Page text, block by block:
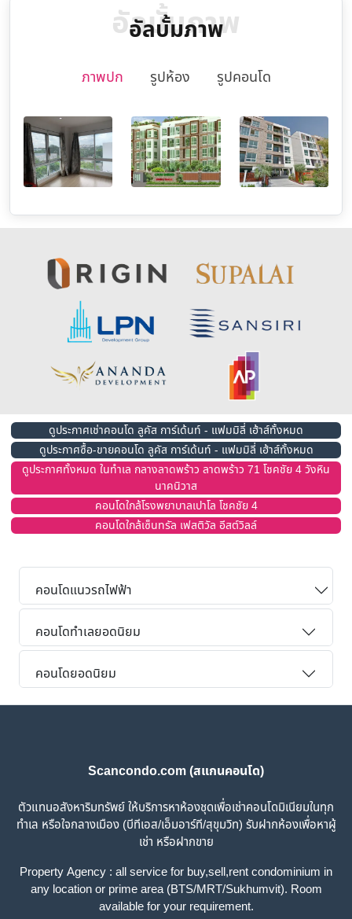
อัลบั้มภาพ
อัลบั้มภาพ
ภาพปก รูปห้อง รูปคอนโด
ดูประกาศเช่าคอนโด ลูคัส การ์เด้นท์ - แฟมมิลี่ เฮ้าส์ทั้งหมด
ดูประกาศซื้อ-ขายคอนโด ลูคัส การ์เด้นท์ - แฟมมิลี่ เฮ้าส์ทั้งหมด
ดูประกาศทั้งหมด ในทำเล กลางลาดพร้าว ลาดพร้าว 71 โชคชัย 4 วังหิน
นาคนิวาส
คอนโดใกล้โรงพยาบาลเปาโล โชคชัย 4
คอนโดใกล้เซ็นทรัล เฟสติวัล อีสต์วิลล์
คอนโดแนวรถไฟฟ้า
คอนโดทำเลยอดนิยม
คอนโดยอดนิยม
Scancondo.com (สแกนคอนโด)
ตัวแทนอสังหาริมทรัพย์ ให้บริการหาห้องชุดเพื่อเช่าคอนโดมิเนียมในทุก
ทำเล หรือใจกลางเมือง (บีทีเอส/เอ็มอาร์ที/สุขุมวิท) รับฝากห้องเพื่อหาผู้
เช่า หรือฝากขาย
Property Agency : all service for buy,sell,rent condominium in
any location or prime area (BTS/MRT/Sukhumvit). Room
available for your requirement.